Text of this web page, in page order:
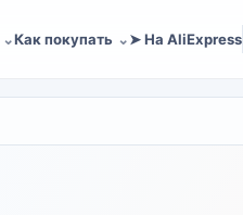
Как покупать ➤ На AliExpress